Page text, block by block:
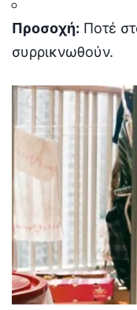
Προσοχή: Ποτέ
συρρικνωθούν.